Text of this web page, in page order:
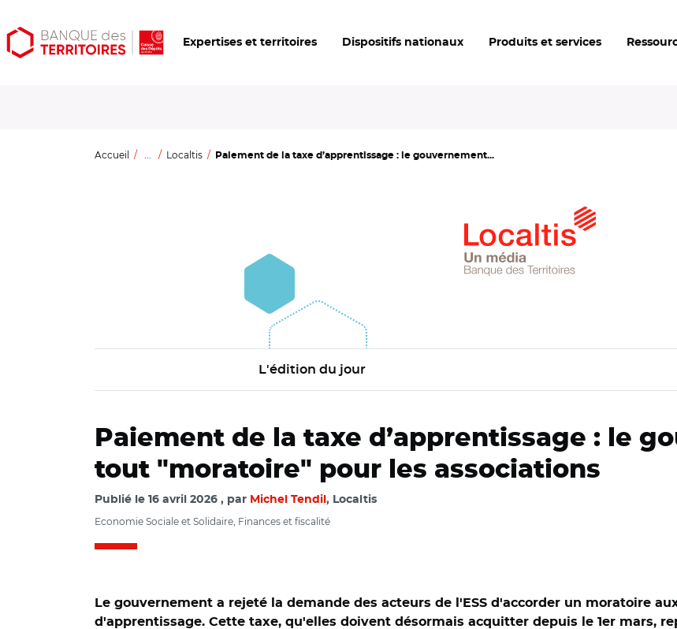
Aller
au
Aller
au
Ouvrir
les
Expertises et territoires Dispositifs nationaux Produits et services
Accueil ... Localtis Paiement de la taxe d’apprentissage : le gouvernement...
L'édition du jour
Paiement de la taxe d’apprentissage : le
tout "moratoire" pour les associations
Publié le 16 avril 2026 par Michel Tendil , Localtis
Economie Sociale et Solidaire, Finances et fiscalité
Le gouvernement a rejeté la demande des acteurs de l'ESS d'accorder un moratoire
d'apprentissage. Cette taxe, qu'elles doivent désormais acquitter depuis le 1er mars,